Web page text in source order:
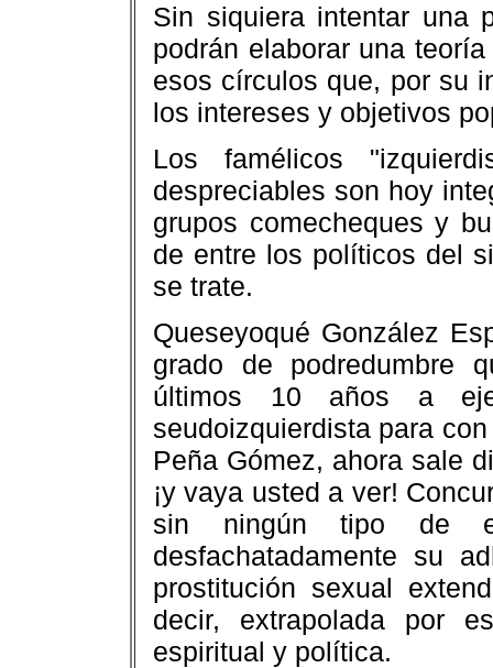
Sin siquiera intentar una
podrán elaborar una
esos círculos que, por su
los intereses y objetivos
Los famélicos
despreciables son hoy
grupos comecheques y
de entre los políticos del
se trate.
Queseyoqué González
grado de podredumbre
últimos 10 años a
seudoizquierdista para
Peña Gómez, ahora sale
¡y vaya usted a ver!
sin ningún tipo de
desfachatadamente su
prostitución sexual
decir, extrapolada por
espiritual y política.